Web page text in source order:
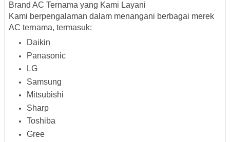
Brand AC Ternama yang Kami Layani
Kami berpengalaman dalam menangani berbagai merek
AC ternama, termasuk:
Daikin
Panasonic
LG
Samsung
Mitsubishi
Sharp
Toshiba
Gree